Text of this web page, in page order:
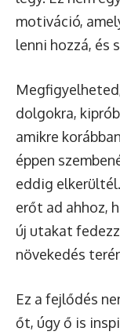
motiváció,
lenni hozzá, és
dolgokra,
amikre
éppen
eddig
erőt ad ahhoz,
új utakat
növekedés
Ez a fejlődés
őt, úgy ő is